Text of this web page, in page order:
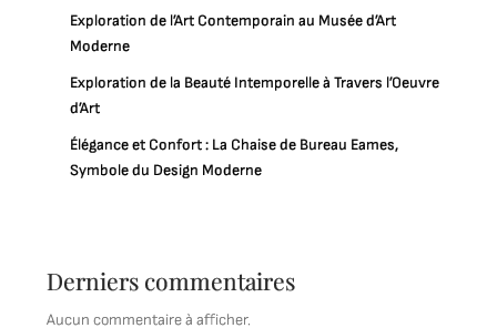
Exploration de l’Art Contemporain au Musée d’Art
Moderne
Exploration de la Beauté Intemporelle à Travers l’Oeuvre
d’Art
Élégance et Confort : La Chaise de Bureau Eames,
Symbole du Design Moderne
Derniers commentaires
Aucun commentaire à afficher.